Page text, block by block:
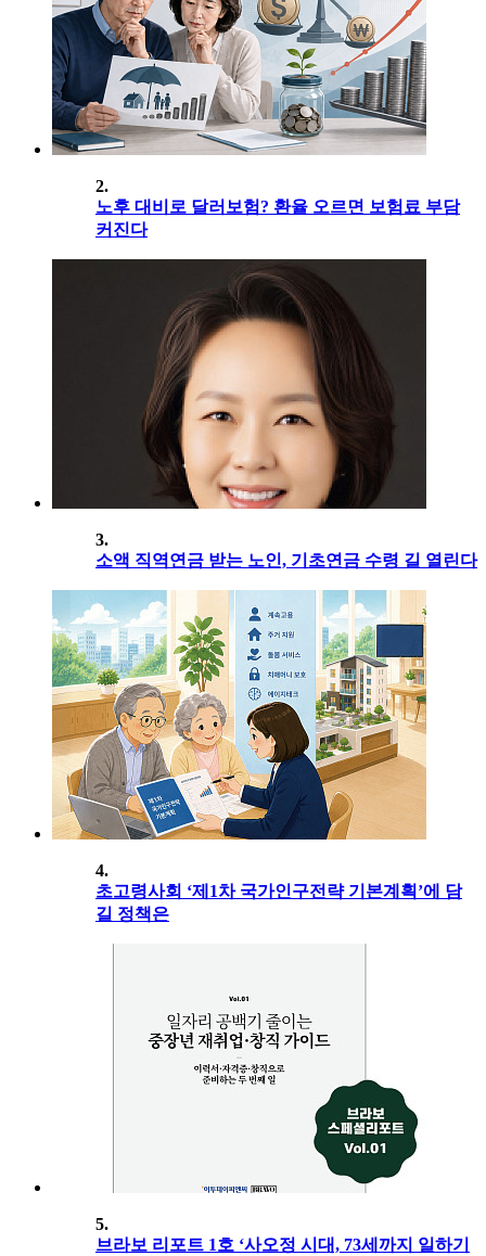
2.
노후 대비로 달러보험? 환율 오르면 보험료 부담
커진다
3.
소액 직역연금 받는 노인, 기초연금 수령 길 열린다
4.
초고령사회 ‘제1차 국가인구전략 기본계획’에 담
길 정책은
5.
브라보 리포트 1호 ‘사오정 시대, 73세까지 일하기